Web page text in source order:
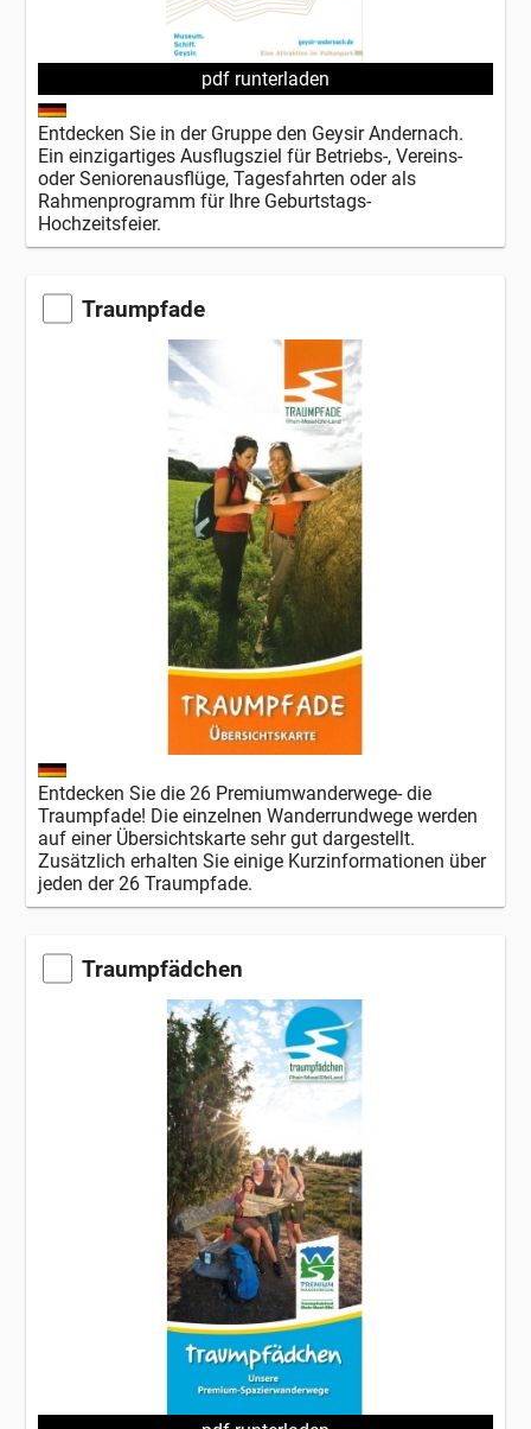
pdf runterladen
Entdecken Sie in der Gruppe den Geysir Andernach.
Ein einzigartiges Ausflugsziel für Betriebs-, Vereins-
oder Seniorenausflüge, Tagesfahrten oder als
Rahmenprogramm für Ihre Geburtstags-
Hochzeitsfeier.
Traumpfade
Entdecken Sie die 26 Premiumwanderwege- die
Traumpfade! Die einzelnen Wanderrundwege werden
auf einer Übersichtskarte sehr gut dargestellt.
Zusätzlich erhalten Sie einige Kurzinformationen über
jeden der 26 Traumpfade.
Traumpfädchen